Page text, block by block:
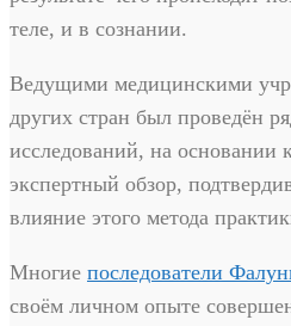
теле, и в сознании.
Ведущими медицинскими
других стран был проведён
исследований, на основании
экспертный обзор,
влияние этого метода
Многие последователи
своём личном опыте